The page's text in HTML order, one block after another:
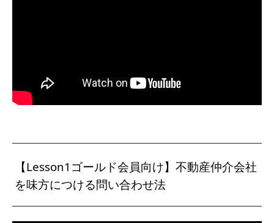
【Lesson1ゴールド会員向け】不動産仲介会社
を味方につける問い合わせ法